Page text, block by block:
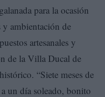
para la ocasión
y ambientación de
artesanales y
de la Villa Ducal de
“Siete meses de
un día soleado, bonito